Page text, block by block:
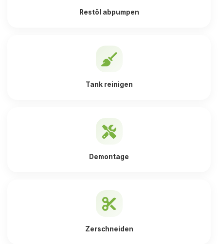
Restöl abpumpen
Tank reinigen
Demontage
Zerschneiden